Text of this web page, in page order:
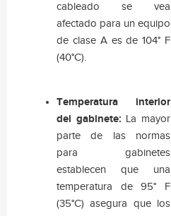
cableado se vea
afectado para un equipo
de clase A es de 104° F
(40°C).
Temperatura interior
del gabinete: La mayor
parte de las normas
para gabinetes
establecen que una
temperatura de 95° F
(35°C) asegura que los